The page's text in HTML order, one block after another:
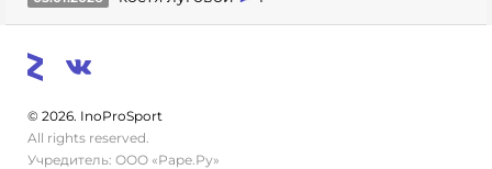
© 2026. InoProSport
All rights reserved.
Учредитель: ООО «Раре.Ру»